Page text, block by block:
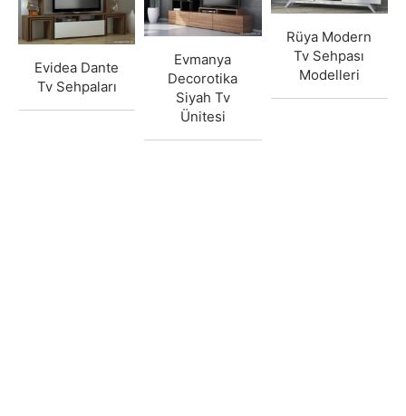
Evidea Dante
Tv Sehpaları
Evmanya
Decorotika
Siyah Tv
Ünitesi
Rüya Modern
Tv Sehpası
Modelleri